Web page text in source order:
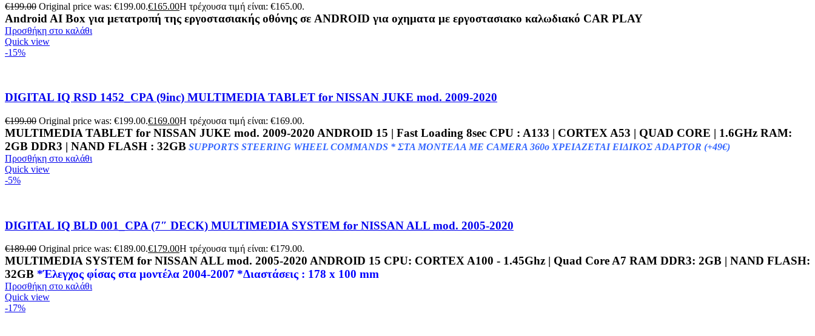
€199.00 Original price was: €199.00.€165.00Η τρέχουσα τιμή είναι: €165.00.
Android AI Box για μετατροπή της εργοστασιακής οθόνης σε ANDROID για οχηματα με εργοστασιακο καλωδιακό CAR PLAY
Προσθήκη στο καλάθι
Quick view
-15%
DIGITAL IQ RSD 1452_CPA (9inc) MULTIMEDIA TABLET for NISSAN JUKE mod. 2009-2020
€199.00 Original price was: €199.00.€169.00Η τρέχουσα τιμή είναι: €169.00.
MULTIMEDIA TABLET for NISSAN JUKE mod. 2009-2020 ANDROID 15 | Fast Loading 8sec CPU : A133 | CORTEX A53 | QUAD CORE | 1.6GHz RAM:
2GB DDR3 | NAND FLASH : 32GB SUPPORTS STEERING WHEEL COMMANDS * ΣΤΑ ΜΟΝΤΕΛΑ ΜΕ CAMERA 360o ΧΡΕΙΑΖΕΤΑΙ ΕΙΔΙΚOΣ ADAPTOR (+49€)
Προσθήκη στο καλάθι
Quick view
-5%
DIGITAL IQ BLD 001_CPA (7″ DECK) MULTIMEDIA SYSTEM for NISSAN ALL mod. 2005-2020
€189.00 Original price was: €189.00.€179.00Η τρέχουσα τιμή είναι: €179.00.
MULTIMEDIA SYSTEM for NISSAN ALL mod. 2005-2020 ANDROID 15 CPU: CORTEX A100 - 1.45Ghz | Quad Core A7 RAM DDR3: 2GB | NAND FLASH:
32GB *Έλεγχος φίσας στα μοντέλα 2004-2007 *Διαστάσεις : 178 x 100 mm
Προσθήκη στο καλάθι
Quick view
-17%